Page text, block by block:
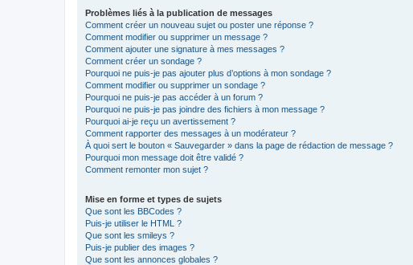
Problèmes liés à la publication de messages
Comment créer un nouveau sujet ou poster une réponse ?
Comment modifier ou supprimer un message ?
Comment ajouter une signature à mes messages ?
Comment créer un sondage ?
Pourquoi ne puis-je pas ajouter plus d’options à mon sondage ?
Comment modifier ou supprimer un sondage ?
Pourquoi ne puis-je pas accéder à un forum ?
Pourquoi ne puis-je pas joindre des fichiers à mon message ?
Pourquoi ai-je reçu un avertissement ?
Comment rapporter des messages à un modérateur ?
À quoi sert le bouton « Sauvegarder » dans la page de rédaction de message ?
Pourquoi mon message doit être validé ?
Comment remonter mon sujet ?
Mise en forme et types de sujets
Que sont les BBCodes ?
Puis-je utiliser le HTML ?
Que sont les smileys ?
Puis-je publier des images ?
Que sont les annonces globales ?